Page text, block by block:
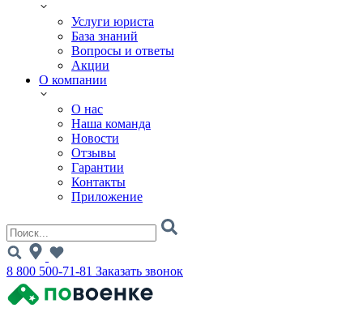
Услуги юриста
База знаний
Вопросы и ответы
Акции
О компании
О нас
Наша команда
Новости
Отзывы
Гарантии
Контакты
Приложение
8 800 500-71-81 Заказать звонок